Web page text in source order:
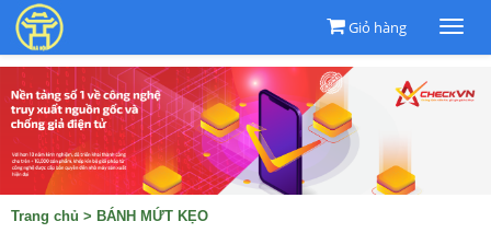
Giỏ hàng
Trang chủ > BÁNH MỨT KẸO